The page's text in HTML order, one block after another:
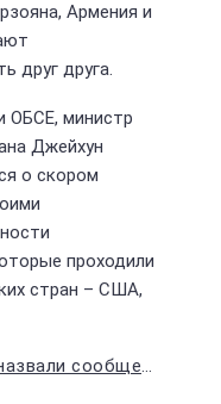
Армения и
друг друга.
ОБСЕ, министр
Джейхун
о скором
проходили
стран – США,
президента о мобилизации фейком